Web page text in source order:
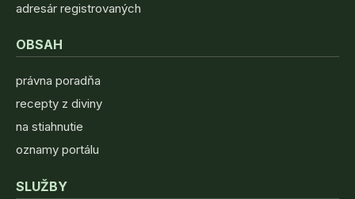
adresár registrovaných
OBSAH
právna poradňa
recepty z diviny
na stiahnutie
oznamy portálu
SLUŽBY